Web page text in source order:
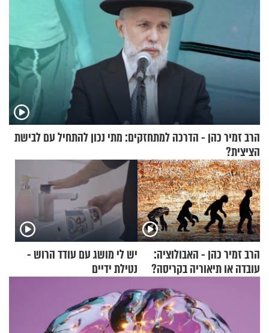
הרב זמיר כהן - הדרכה למתחזקים: מתי נכון להתחיל עם לבישת
הציצית?
הרב זמיר כהן - האבולוציה:
עובדה או תיאוריה בקריסה?
יש לי מושג עם עודד הרוש -
נטילת ידיים